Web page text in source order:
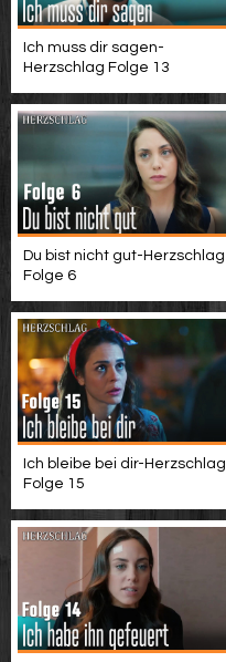
Ich muss dir sagen-
Herzschlag Folge 13
Du bist nicht gut-Herzschlag
Folge 6
Ich bleibe bei dir-Herzschlag
Folge 15